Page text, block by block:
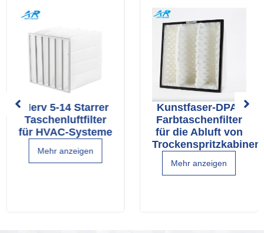
Merv 5-14 Starrer
Taschenluftfilter
für HVAC-Systeme
Mehr anzeigen
Kunstfaser-DPA-
Farbtaschenfilter
für die Abluft von
Trockenspritzkabinen
Mehr anzeigen